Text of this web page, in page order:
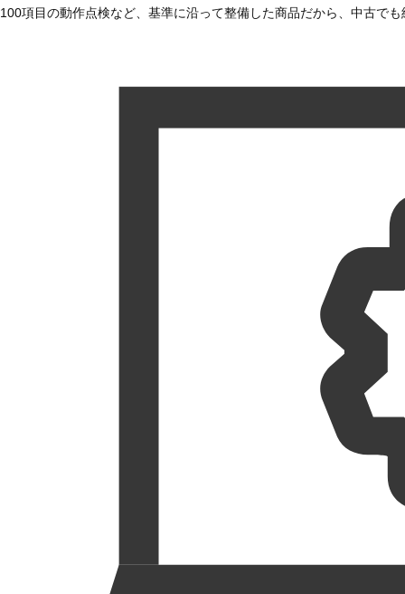
100項目の動作点検など、基準に沿って整備した商品だから、中古で